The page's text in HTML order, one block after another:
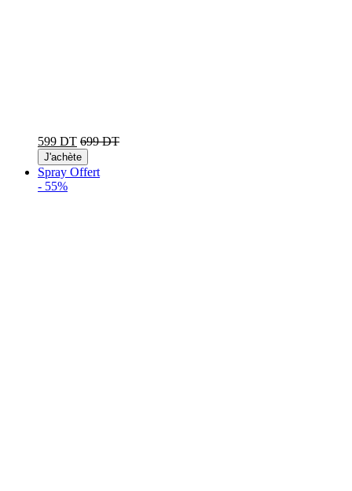
599 DT 699 DT
J'achète
Spray Offert
- 55%